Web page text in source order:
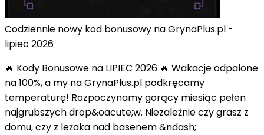
Codziennie nowy kod bonusowy na GrynaPlus.pl -
lipiec 2026
🔥 Kody Bonusowe na LIPIEC 2026 🔥 Wakacje odpalone
na 100%, a my na GrynaPlus.pl podkręcamy
temperaturę! Rozpoczynamy gorący miesiąc pełen
najgrubszych drop&oacute;w. Niezależnie czy grasz z
domu, czy z leżaka nad basenem &ndash;